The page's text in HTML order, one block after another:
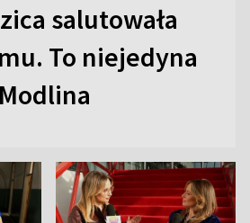
salutowała
To niejedyna